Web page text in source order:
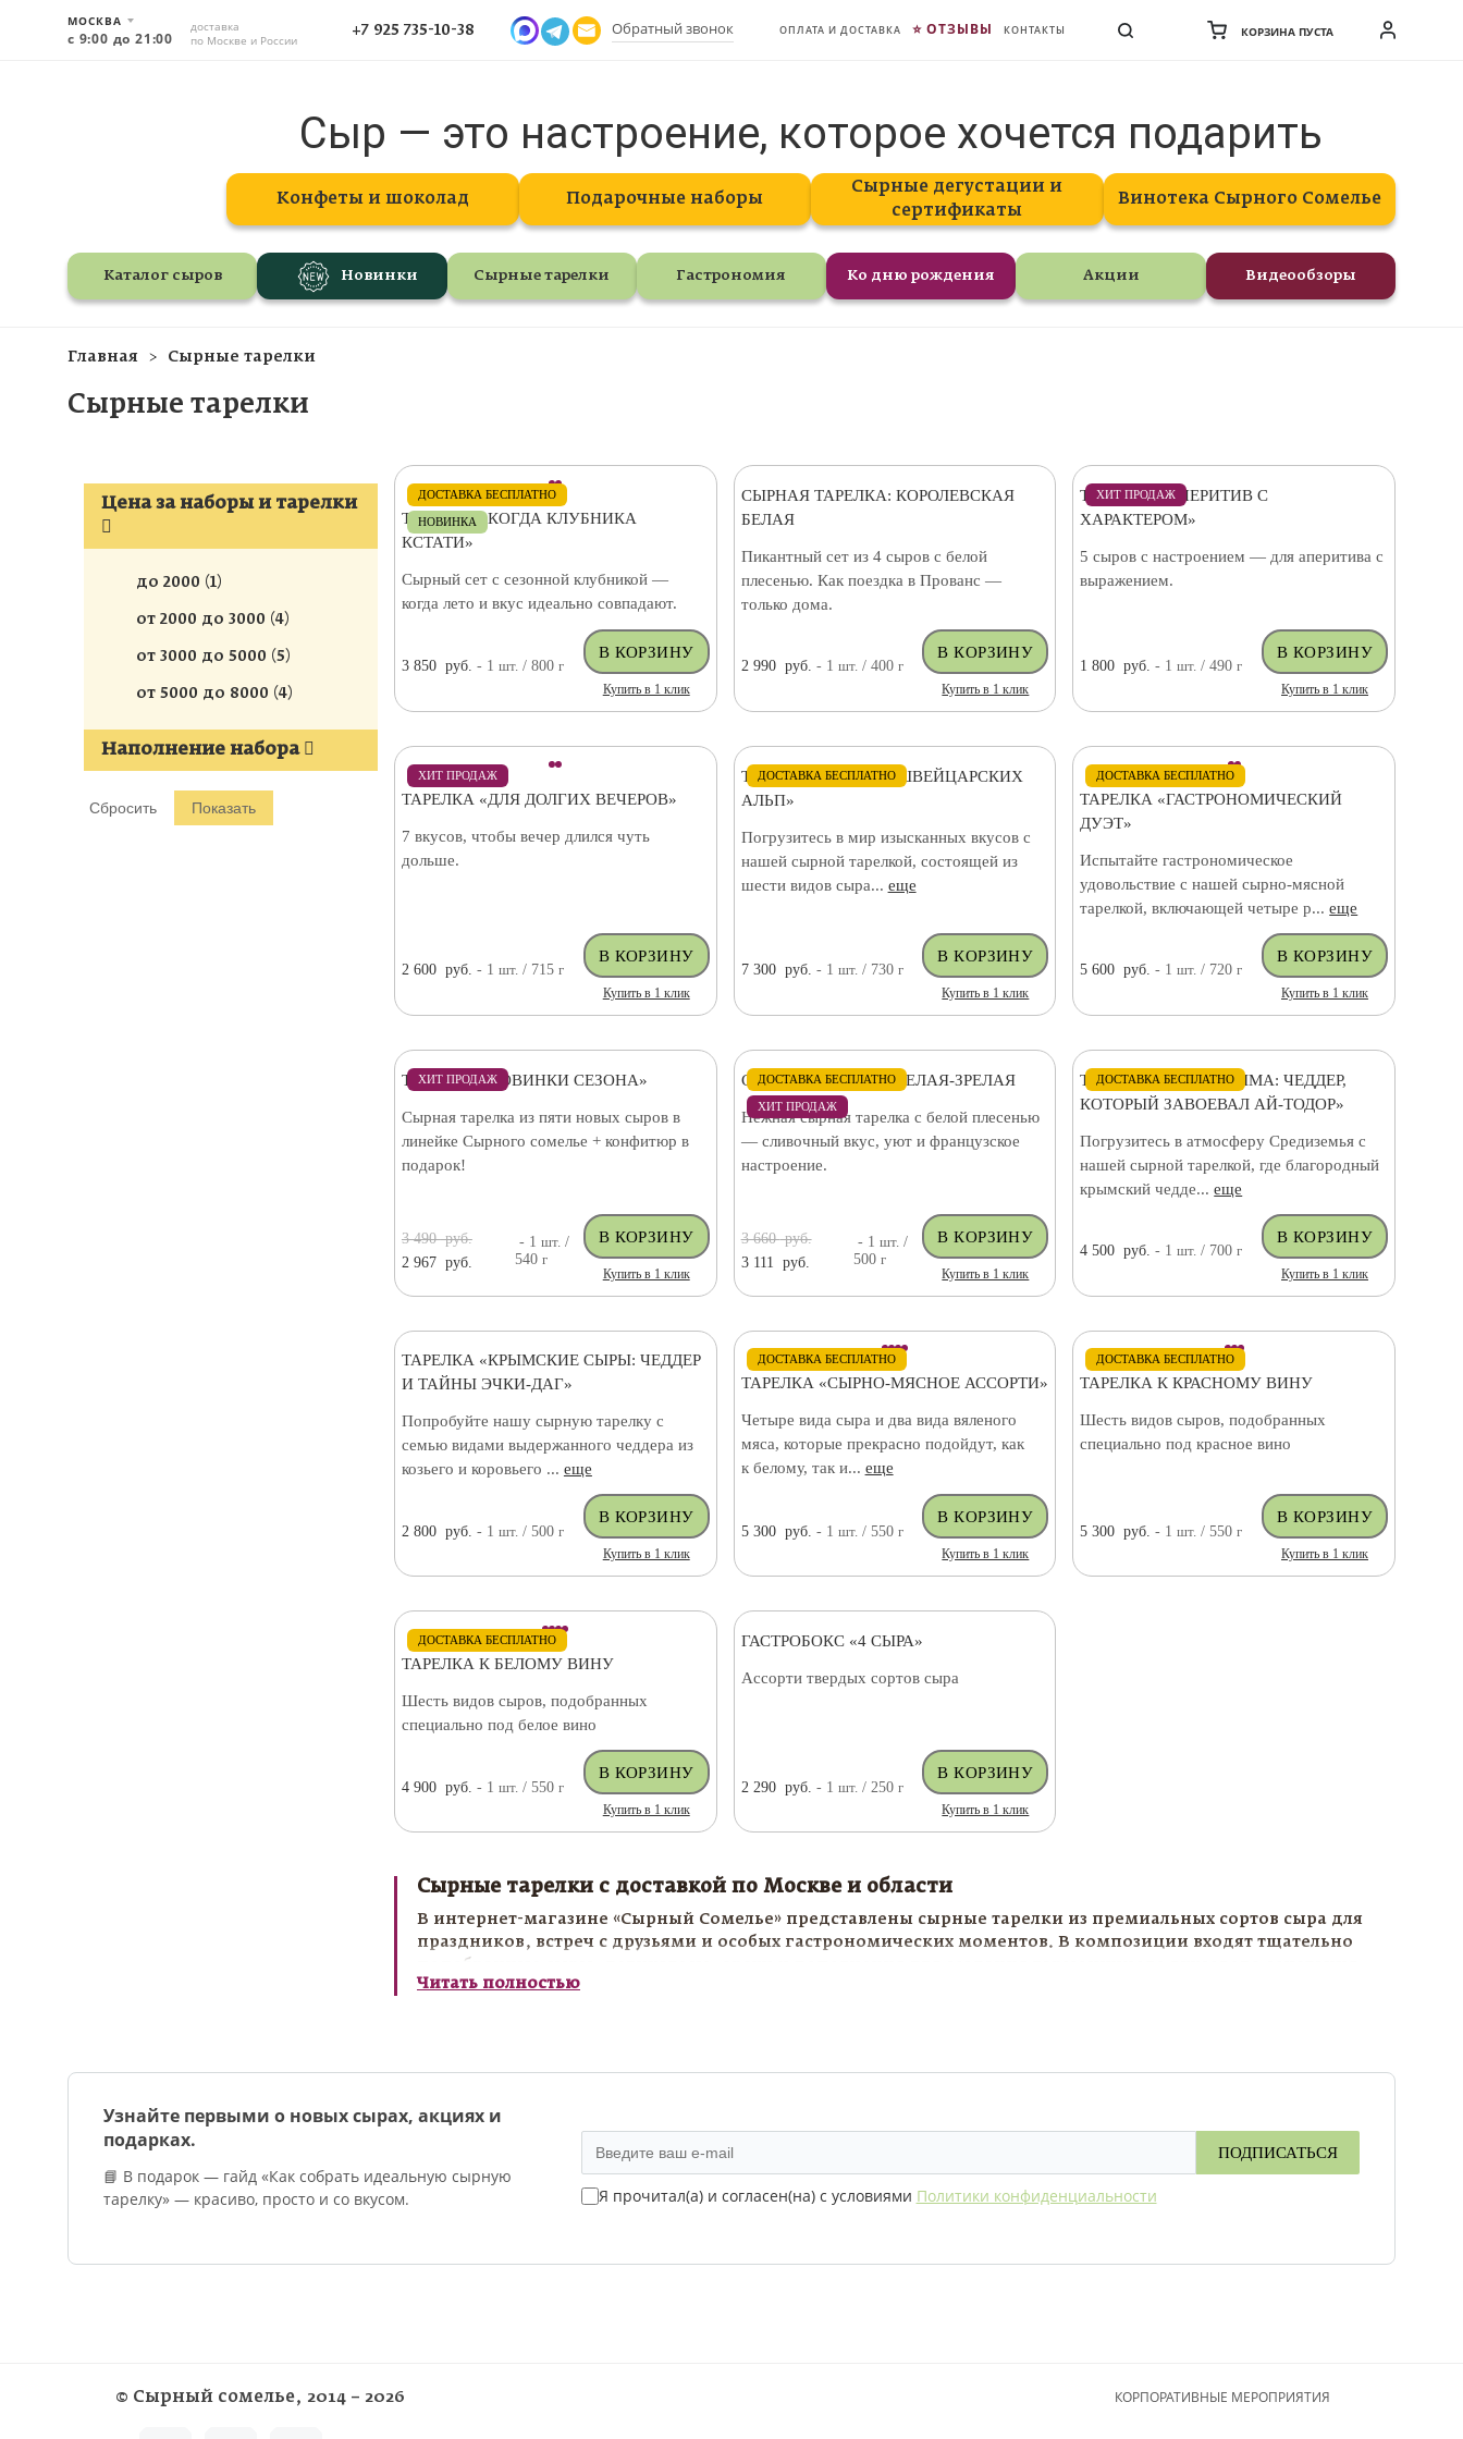
МОСКВА
с 9:00 до 21:00
доставка
по Москве и России
+7 925 735-10-38 Обратный звонок ОПЛАТА И ДОСТАВКА ОТЗЫВЫ КОНТАКТЫ КОРЗИНА ПУСТА
Сыр — это настроение, которое хочется подарить
Конфеты и шоколад Подарочные наборы
Сырные дегустации и
сертификаты
Винотека Сырного Сомелье
Каталог сыров Новинки Сырные тарелки Гастрономия Ко дню рождения Акции Видеообзоры
Главная Сырные тарелки
Сырные тарелки
Цена за наборы и тарелки
до 2000 (1)
от 2000 до 3000 (4)
от 3000 до 5000 (5)
от 5000 до 8000 (4)
Наполнение набора
ДОСТАВКА БЕСПЛАТНО
НОВИНКА
ТАРЕЛКА «КОГДА КЛУБНИКА
КСТАТИ»
Сырный сет с сезонной клубникой —
когда лето и вкус идеально совпадают.
3 850 руб. - 1 шт./ 800 г
Купить в 1 клик
СЫРНАЯ ТАРЕЛКА: КОРОЛЕВСКАЯ
БЕЛАЯ
Пикантный сет из 4 сыров с белой
плесенью. Как поездка в Прованс —
только дома.
2 990 руб. - 1 шт./ 400 г
Купить в 1 клик
ХИТ ПРОДАЖ
ТАРЕЛКА «АПЕРИТИВ С
ХАРАКТЕРОМ»
5 сыров с настроением — для аперитива с
выражением.
1 800 руб. - 1шт. / 490г
Купить в 1 клик
ХИТ ПРОДАЖ
ТАРЕЛКА «ДЛЯ ДОЛГИХ ВЕЧЕРОВ»
7 вкусов, чтобы вечер длился чуть
дольше.
2 600 руб. - 1 шт./ 715 г
Купить в 1 клик
ДОСТАВКА БЕСПЛАТНО
ТАРЕЛКА «ЗОЛОТО ШВЕЙЦАРСКИХ
АЛЬП»
Погрузитесь в мир изысканных вкусов с
нашей сырной тарелкой, состоящей из
шести видов сыра... еще
7 300 руб. - 1 шт./ 730 г
Купить в 1 клик
ДОСТАВКА БЕСПЛАТНО
ТАРЕЛКА «ГАСТРОНОМИЧЕСКИЙ
ДУЭТ»
Испытайте гастрономическое
удовольствие с нашей сырно-мясной
тарелкой, включающей четыре р...еще
5 600 руб. - 1шт. / 720г
Купить в 1 клик
ХИТ ПРОДАЖ
ТАРЕЛКА «НОВИНКИ СЕЗОНА»
Сырная тарелка из пяти новых сыров в
линейке Сырного сомелье + конфитюр в
подарок!
3 490руб.
2 967 руб.
- 1 шт./
540 г
Купить в 1 клик
ДОСТАВКА БЕСПЛАТНО
ХИТ ПРОДАЖ
СЫРНАЯ ТАРЕЛКА: БЕЛАЯ-ЗРЕЛАЯ
Нежная сырная тарелка с белой плесенью
— сливочный вкус, уют и французское
настроение.
3 660руб.
3 111 руб.
- 1 шт./
500 г
Купить в 1 клик
ДОСТАВКА БЕСПЛАТНО
ТАРЕЛКА «ВКУС КРЫМА: ЧЕДДЕР,
КОТОРЫЙ ЗАВОЕВАЛ АЙ-ТОДОР»
Погрузитесь в атмосферу Средиземья с
нашей сырной тарелкой, где благородный
крымский чедде...еще
4 500 руб. - 1шт. / 700г
Купить в 1 клик
ТАРЕЛКА «КРЫМСКИЕ СЫРЫ: ЧЕДДЕР
И ТАЙНЫ ЭЧКИ-ДАГ»
Попробуйте нашу сырную тарелку с
семью видами выдержанного чеддера из
козьего и коровьего ... еще
2 800 руб. - 1 шт. / 500 г
Купить в 1 клик
ДОСТАВКА БЕСПЛАТНО
ТАРЕЛКА «СЫРНО-МЯСНОЕ АССОРТИ»
Четыре вида сыра и два вида вяленого
мяса, которые прекрасно подойдут, как
к белому, так и... еще
5 300 руб. - 1 шт. / 550 г
Купить в 1 клик
ДОСТАВКА БЕСПЛАТНО
ТАРЕЛКА К КРАСНОМУ ВИНУ
Шесть видов сыров, подобранных
специально под красное вино
5 300 руб. - 1шт. / 550г
Купить в 1 клик
ДОСТАВКА БЕСПЛАТНО
ТАРЕЛКА К БЕЛОМУ ВИНУ
Шесть видов сыров, подобранных
специально под белое вино
4 900 руб. - 1 шт. / 550 г
Купить в 1 клик
ГАСТРОБОКС «4 СЫРА»
Ассорти твердых сортов сыра
2 290 руб. - 1 шт. / 250 г
Купить в 1 клик
Сырные тарелки с доставкой по Москве и области
В интернет-магазине «Сырный Сомелье» представлены сырные тарелки из премиальных сортов сыра для
праздников, встреч с друзьями и особых гастрономических моментов. В композиции входят тщательно
Сырные тарелки идеально подходят для праздничного стола, романтического ужина, фуршета,
Заказать сырную тарелку с доставкой по Москве и области можно в интернет-магазине «Сырный Сомелье».
Читать полностью
Узнайте первыми о новых сырах, акциях и
подарках.
📘 В подарок — гайд «Как собрать идеальную сырную
тарелку» — красиво, просто и со вкусом.
ПОДПИСАТЬСЯ
Я прочитал(а) и согласен(на) с условиями Политики конфиденциальности
© Сырный сомелье, 2014 – 2026 КОРПОРАТИВНЫЕ МЕРОПРИЯТИЯ